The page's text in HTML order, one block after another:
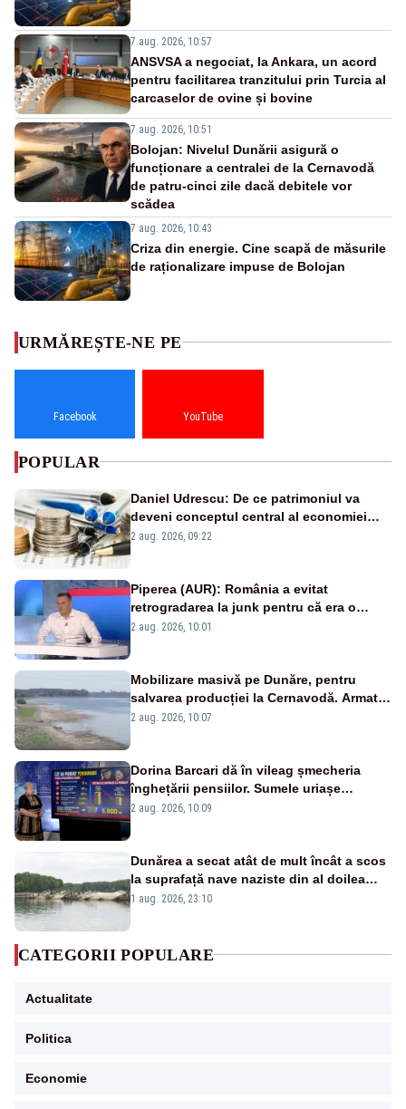
7 aug. 2026, 10:57
ANSVSA a negociat, la Ankara, un acord
pentru facilitarea tranzitului prin Turcia al
carcaselor de ovine și bovine
7 aug. 2026, 10:51
Bolojan: Nivelul Dunării asigură o
funcționare a centralei de la Cernavodă
de patru-cinci zile dacă debitele vor
scădea
7 aug. 2026, 10:43
Criza din energie. Cine scapă de măsurile
de raționalizare impuse de Bolojan
URMĂREȘTE-NE PE
Facebook YouTube
POPULAR
Daniel Udrescu: De ce patrimoniul va
deveni conceptul central al economiei
viitoare?
2 aug. 2026, 09:22
Piperea (AUR): România a evitat
retrogradarea la junk pentru că era o
catastrofă pentru bănci și fondurile de
2 aug. 2026, 10:01
Mobilizare masivă pe Dunăre, pentru
salvarea producției la Cernavodă. Armata
va detona o stâncă și va devia apa
2 aug. 2026, 10:07
Dorina Barcari dă în vileag șmecheria
înghețării pensiilor. Sumele uriașe
pierdute de fiecare român
2 aug. 2026, 10:09
Dunărea a secat atât de mult încât a scos
la suprafață nave naziste din al doilea
război mondial
1 aug. 2026, 23:10
CATEGORII POPULARE
Actualitate
Politica
Economie